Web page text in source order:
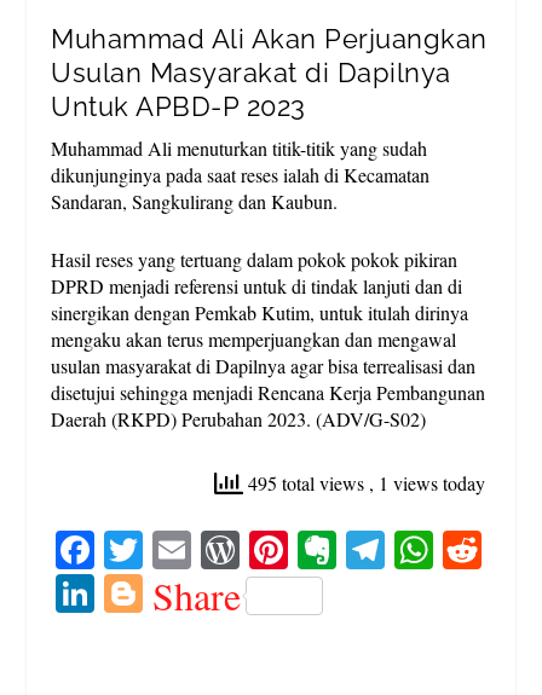
Muhammad Ali Akan Perjuangkan
Usulan Masyarakat di Dapilnya
Untuk APBD-P 2023
Muhammad Ali menuturkan titik-titik yang sudah
dikunjunginya pada saat reses ialah di Kecamatan
Sandaran, Sangkulirang dan Kaubun.
Hasil reses yang tertuang dalam pokok pokok pikiran
DPRD menjadi referensi untuk di tindak lanjuti dan di
sinergikan dengan Pemkab Kutim, untuk itulah dirinya
mengaku akan terus memperjuangkan dan mengawal
usulan masyarakat di Dapilnya agar bisa terrealisasi dan
disetujui sehingga menjadi Rencana Kerja Pembangunan
Daerah (RKPD) Perubahan 2023. (ADV/G-S02)
495 total views , 1 views today
Fa
ce
bo
T
wi
tte
E
m
ail
W
or
d
Pi
nt
er
E Te W
Li Bl
Share